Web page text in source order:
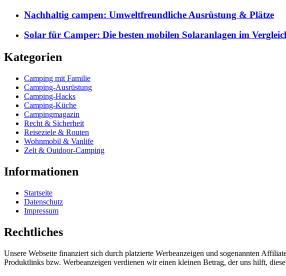
Nachhaltig campen: Umweltfreundliche Ausrüstung & Plätze
Solar für Camper: Die besten mobilen Solaranlagen im
Kategorien
Camping mit Familie
Camping-Ausrüstung
Camping-Hacks
Camping-Küche
Campingmagazin
Recht & Sicherheit
Reiseziele & Routen
Wohnmobil & Vanlife
Zelt & Outdoor-Camping
Informationen
Startseite
Datenschutz
Impressum
Rechtliches
Unsere Webseite finanziert sich durch platzierte Werbeanzeigen und sogenannten
Produktlinks bzw. Werbeanzeigen verdienen wir einen kleinen Betrag, der uns hilft,